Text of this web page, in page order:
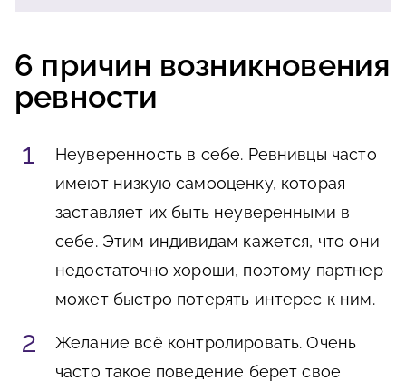
6 причин возникновения
ревности
Неуверенность в себе. Ревнивцы часто
имеют низкую самооценку, которая
заставляет их быть неуверенными в
себе. Этим индивидам кажется, что они
недостаточно хороши, поэтому партнер
может быстро потерять интерес к ним.
Желание всё контролировать. Очень
часто такое поведение берет свое